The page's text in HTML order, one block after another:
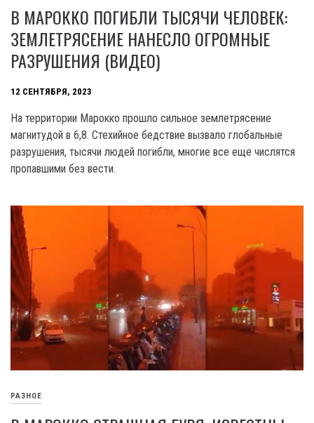
В МАРОККО ПОГИБЛИ ТЫСЯЧИ ЧЕЛОВЕК:
ЗЕМЛЕТРЯСЕНИЕ НАНЕСЛО ОГРОМНЫЕ
РАЗРУШЕНИЯ (ВИДЕО)
12 СЕНТЯБРЯ, 2023
На территории Марокко прошло сильное землетрясение
магнитудой в 6,8. Стехийное бедствие вызвало глобальные
разрушения, тысячи людей погибли, многие все еще числятся
пропавшими без вести.
РАЗНОЕ